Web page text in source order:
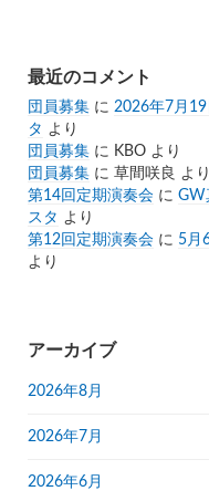
最近のコメント
団員募集 に 2026年7月
タ より
団員募集 に KBO より
団員募集 に 草間咲良 より
第14回定期演奏会 に GW
スタ より
第12回定期演奏会 に 5月
より
アーカイブ
2026年8月
2026年7月
2026年6月